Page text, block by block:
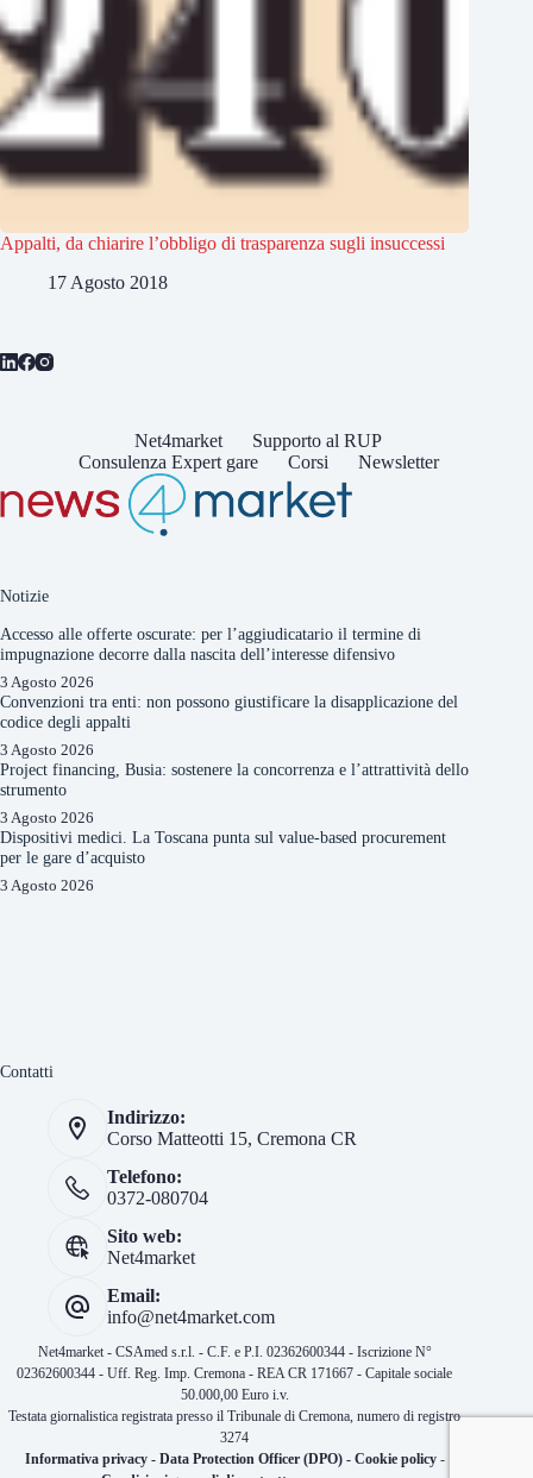
Appalti, da chiarire l’obbligo di trasparenza sugli insuccessi
17 Agosto 2018
Net4market
Supporto al RUP
Consulenza Expert gare
Corsi Newsletter
Notizie
Accesso alle offerte oscurate: per l’aggiudicatario il termine di
impugnazione decorre dalla nascita dell’interesse difensivo
3 Agosto 2026
Convenzioni tra enti: non possono giustificare la disapplicazione del
codice degli appalti
3 Agosto 2026
Project financing, Busia: sostenere la concorrenza e l’attrattività dello
strumento
3 Agosto 2026
Dispositivi medici. La Toscana punta sul value-based procurement
per le gare d’acquisto
3 Agosto 2026
Contatti
Indirizzo:
Corso Matteotti 15, Cremona CR
Telefono:
0372-080704
Sito web:
Net4market
Email:
info@net4market.com
Net4market - CSAmed s.r.l. - C.F. e P.I. 02362600344 - Iscrizione N°
02362600344 - Uff. Reg. Imp. Cremona - REA CR 171667 - Capitale sociale
50.000,00 Euro i.v.
Testata giornalistica registrata presso il Tribunale di Cremona, numero di registro
3274
Informativa privacy- Data Protection Officer (DPO)- Cookie policy-